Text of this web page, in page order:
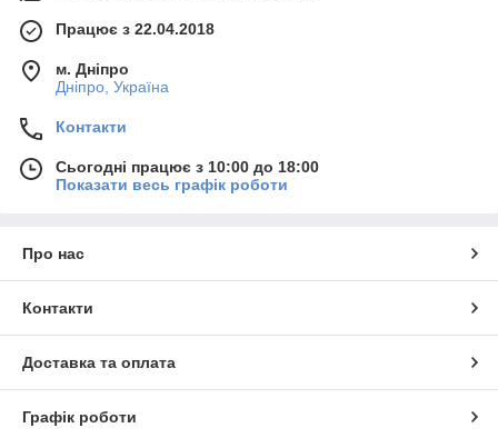
Працює з 22.04.2018
м. Дніпро
Дніпро, Україна
Контакти
Сьогодні працює з 10:00 до 18:00
Показати весь графік роботи
Про нас
Контакти
Доставка та оплата
Графік роботи